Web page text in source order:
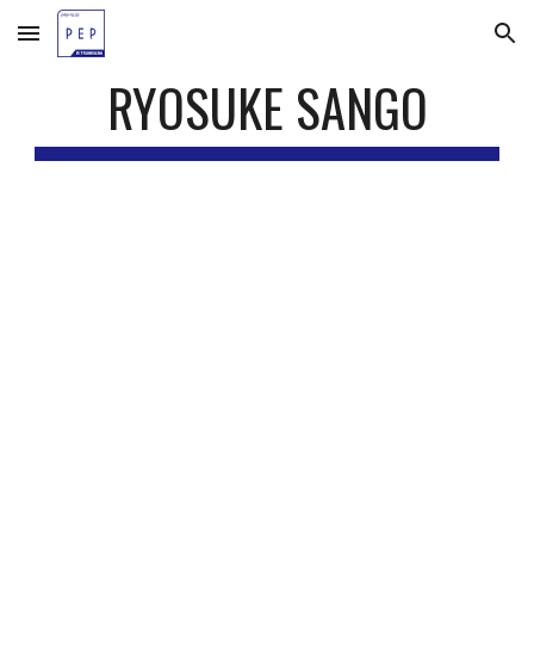
Skip to main content Skip to navigation
RYOSUKE SANGO